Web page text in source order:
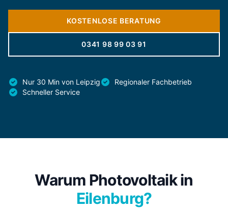
KOSTENLOSE BERATUNG
0341 98 99 03 91
Nur 30 Min von Leipzig
Regionaler Fachbetrieb
Schneller Service
Warum Photovoltaik in
Eilenburg?